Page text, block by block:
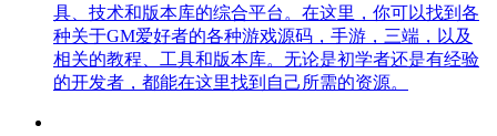
具、技术和版本库的综合平台。在这里，你可以找到各
种关于GM爱好者的各种游戏源码，手游，三端，以及
相关的教程、工具和版本库。无论是初学者还是有经验
的开发者，都能在这里找到自己所需的资源。